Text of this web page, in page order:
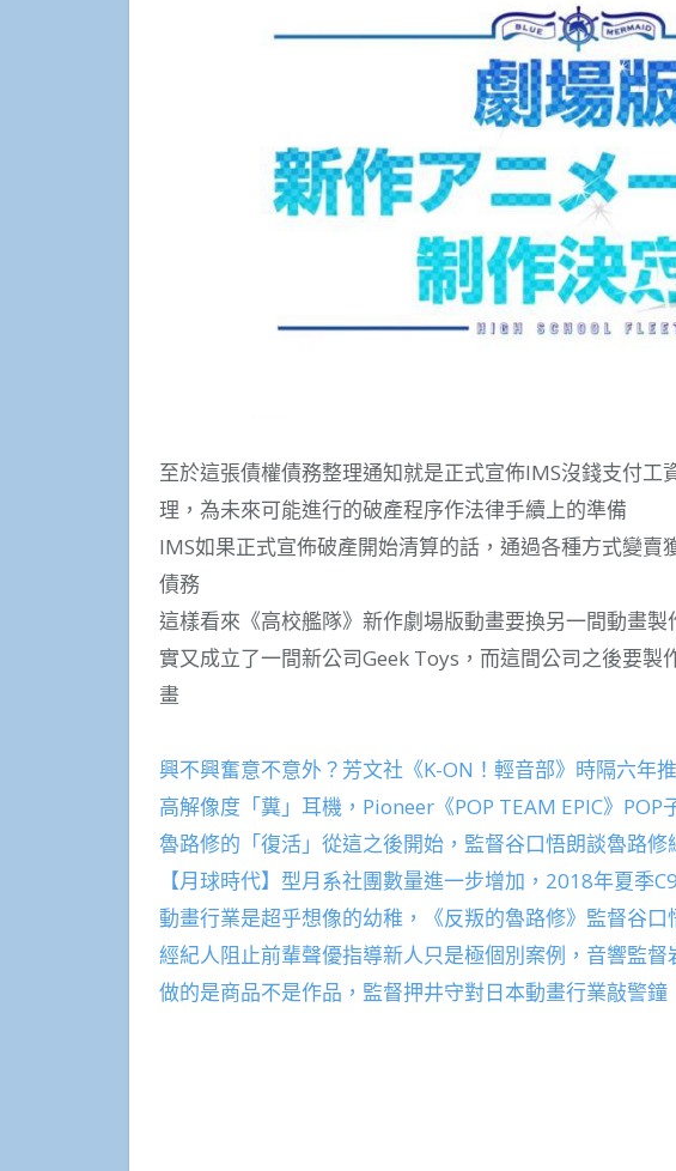
至於這張債權債務整理通知就是正式宣佈IMS沒錢支付工
理，為未來可能進行的破產程序作法律手續上的準備
IMS如果正式宣佈破產開始清算的話，通過各種方式變賣
債務
這樣看來《高校艦隊》新作劇場版動畫要換另一間動畫
實又成立了一間新公司Geek Toys，而這間公司之後要製
畫
興不興奮意不意外？芳文社《K-ON！輕音部》時隔六年
高解像度「糞」耳機，Pioneer《POP TEAM EPIC》POP
魯路修的「復活」從這之後開始，監督谷口悟朗談魯路
【月球時代】型月系社團數量進一步增加，2018年夏季
動畫行業是超乎想像的幼稚，《反叛的魯路修》監督谷
經紀人阻止前輩聲優指導新人只是極個別案例，音響監
做的是商品不是作品，監督押井守對日本動畫行業敲警鐘